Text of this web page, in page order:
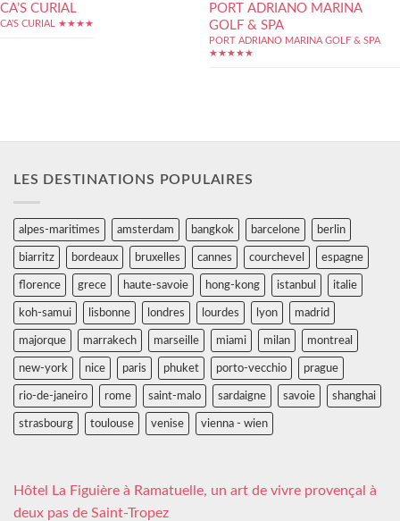
CA’S CURIAL
CA'S CURIAL ★★★★
PORT ADRIANO MARINA
GOLF & SPA
PORT ADRIANO MARINA GOLF & SPA
★★★★★
LES DESTINATIONS POPULAIRES
alpes-maritimes amsterdam bangkok barcelone berlin
biarritz bordeaux bruxelles cannes courchevel espagne
florence grece haute-savoie hong-kong istanbul italie
koh-samui lisbonne londres lourdes lyon madrid
majorque marrakech marseille miami milan montreal
new-york nice paris phuket porto-vecchio prague
rio-de-janeiro rome saint-malo sardaigne savoie shanghai
strasbourg toulouse venise vienna - wien
Hôtel La Figuière à Ramatuelle, un art de vivre provençal à
deux pas de Saint-Tropez